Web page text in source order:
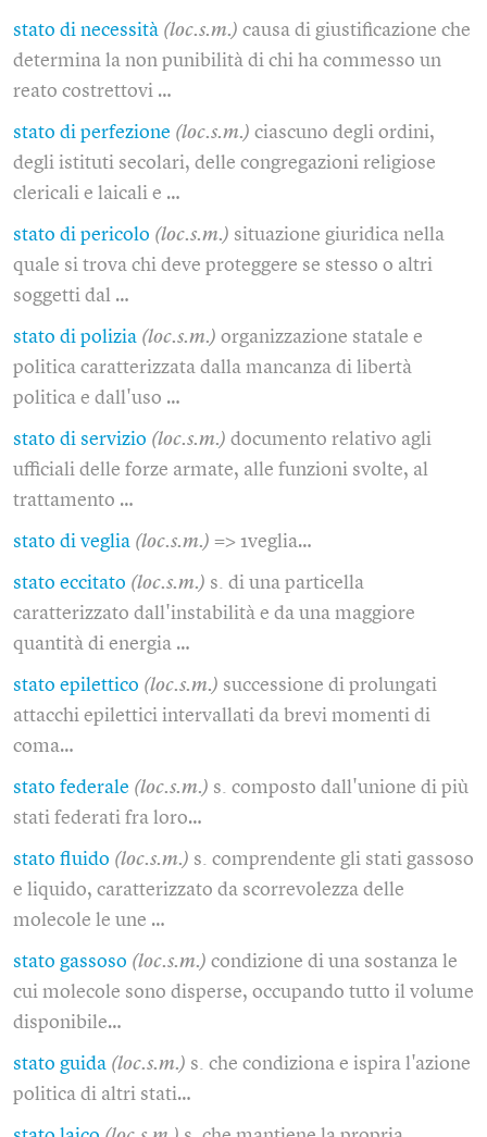
stato di necessità (loc.s.m.) causa di giustificazione che
determina la non punibilità di chi ha commesso un
reato costrettovi …
stato di perfezione (loc.s.m.) ciascuno degli ordini,
degli istituti secolari, delle congregazioni religiose
clericali e laicali e …
stato di pericolo (loc.s.m.) situazione giuridica nella
quale si trova chi deve proteggere se stesso o altri
soggetti dal …
stato di polizia (loc.s.m.) organizzazione statale e
politica caratterizzata dalla mancanza di libertà
politica e dall'uso …
stato di servizio (loc.s.m.) documento relativo agli
ufficiali delle forze armate, alle funzioni svolte, al
trattamento …
stato di veglia (loc.s.m.) => 1veglia…
stato eccitato (loc.s.m.) s. di una particella
caratterizzato dall'instabilità e da una maggiore
quantità di energia …
stato epilettico (loc.s.m.) successione di prolungati
attacchi epilettici intervallati da brevi momenti di
coma…
stato federale (loc.s.m.) s. composto dall'unione di più
stati federati fra loro…
stato fluido (loc.s.m.) s. comprendente gli stati gassoso
e liquido, caratterizzato da scorrevolezza delle
molecole le une …
stato gassoso (loc.s.m.) condizione di una sostanza le
cui molecole sono disperse, occupando tutto il volume
disponibile…
stato guida (loc.s.m.) s. che condiziona e ispira l'azione
politica di altri stati…